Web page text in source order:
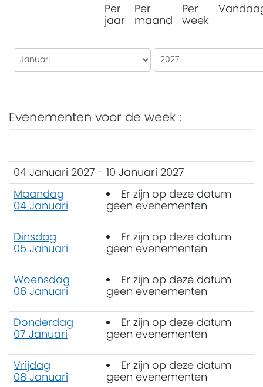
Per
jaar
Per
maand
Per
week
Evenementen voor de week :
04 Januari 2027 - 10 Januari 2027
Maandag
04 Januari
Er zijn op deze datum
geen evenementen
Dinsdag
05 Januari
Er zijn op deze datum
geen evenementen
Woensdag
06 Januari
Er zijn op deze datum
geen evenementen
Donderdag
07 Januari
Er zijn op deze datum
geen evenementen
Vrijdag
08 Januari
Er zijn op deze datum
geen evenementen